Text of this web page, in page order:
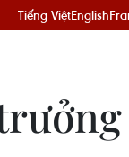
Tiếng ViệtEnglish